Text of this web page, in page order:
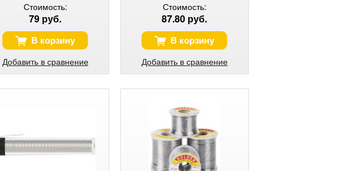
Стоимость:
79 руб.
В корзину
Добавить в сравнение
Стоимость:
87.80 руб.
В корзину
Добавить в сравнение